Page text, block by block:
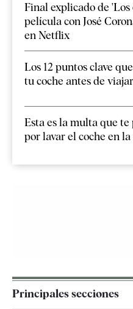
Final explicado de 'Los
película con José
en Netflix
Los 12 puntos clave
tu coche antes de viajar
Esta es la multa que
por lavar el coche en la
Principales secciones